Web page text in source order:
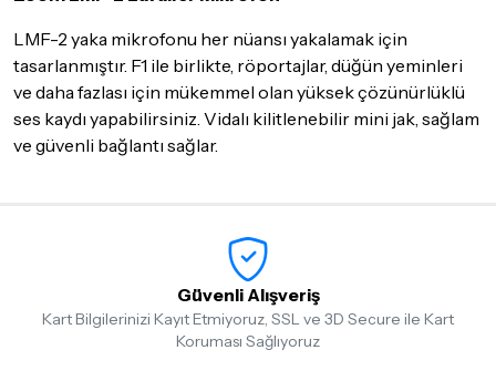
geçerek bilgi veriniz.
İade ve değişim koşulları, ürün kategorilerine göre farklılık
gösterebilir. Lütfen satın almadan önce ilgili ürünün
iade/değişim şartlarını kontrol ettiğinizden emin olun.
tıklayınız
LMF-2 yaka mikrofonu her nüansı yakalamak için
tasarlanmıştır. F1 ile birlikte, röportajlar, düğün yeminleri
ve daha fazlası için mükemmel olan yüksek çözünürlüklü
ses kaydı yapabilirsiniz. Vidalı kilitlenebilir mini jak, sağlam
ve güvenli bağlantı sağlar.
Güvenli Alışveriş
Kart Bilgilerinizi Kayıt Etmiyoruz, SSL ve 3D Secure ile Kart
Koruması Sağlıyoruz